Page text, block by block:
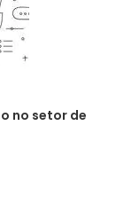
no setor de